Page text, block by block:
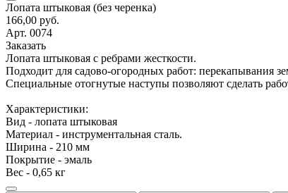
Лопата штыковая (без черенка)
166,00 руб.
Арт. 0074
Заказать
Лопата штыковая с ребрами жесткости.
Подходит для садово-огородных работ: перекапывания
Специальные отогнутые наступы позволяют сделать
Характеристики:
Вид - лопата штыковая
Материал - инструментальная сталь.
Ширина - 210 мм
Покрытие - эмаль
Вес - 0,65 кг